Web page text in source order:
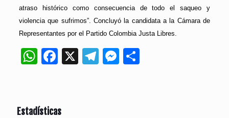
atraso histórico como consecuencia de todo el saqueo y
violencia que sufrimos”. Concluyó la candidata a la Cámara de
Representantes por el Partido Colombia Justa Libres.
WhatsApp
Facebook
X Telegram
Messenger
Estadísticas